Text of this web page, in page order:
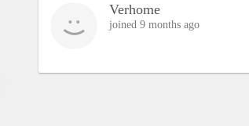
Verhome
joined 9 months ago